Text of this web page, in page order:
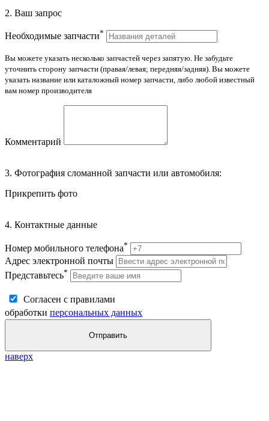
2. Ваш запрос
Необходимые запчасти*
Вы можете указать несколько запчастей через запятую. Не забудьте
уточнить сторону запчасти (правая/левая; передняя/задняя). Вы можете
указать название или каталожный номер запчасти, либо любой известный
вам номер производителя
Комментарий
3. Фотография сломанной запчасти или автомобиля:
Прикрепить фото
4. Контактные данные
Номер мобильного телефона*
Адрес электронной почты
Представьтесь*
Согласен с правилами
обработки персональных данных
Отправить
наверх